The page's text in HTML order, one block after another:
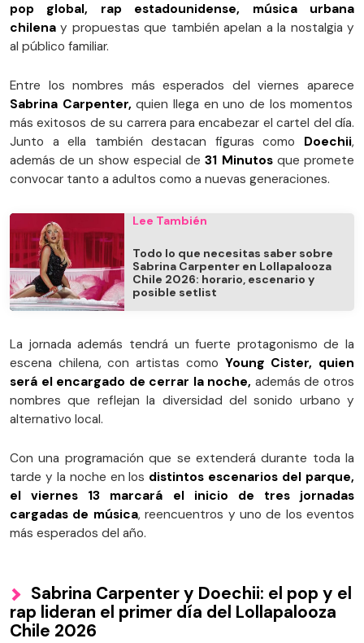
pop global, rap estadounidense, música urbana
chilena y propuestas que también apelan a la nostalgia y
al público familiar.
Entre los nombres más esperados del viernes aparece
Sabrina Carpenter, quien llega en uno de los momentos
más exitosos de su carrera para encabezar el cartel del día.
Junto a ella también destacan figuras como Doechii,
además de un show especial de31 Minutosque promete
convocar tanto a adultos como a nuevas generaciones.
Lee También
Todo lo que necesitas saber sobre
Sabrina Carpenter en Lollapalooza
Chile 2026: horario, escenario y
posible setlist
La jornada además tendrá un fuerte protagonismo de la
escena chilena, con artistas como Young Cister, quien
será el encargado de cerrar la noche, además de otros
nombres que reflejan la diversidad del sonido urbano y
alternativo local.
Con una programación que se extenderá durante toda la
tarde y la noche en los distintos escenarios del parque,
el viernes 13 marcará el inicio de tres jornadas
cargadas de música, reencuentros y uno de los eventos
más esperados del año.
Sabrina Carpenter y Doechii: el pop y el
rap lideran el primer día del Lollapalooza
Chile 2026